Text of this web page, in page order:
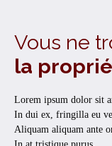
Vous ne
la
Lorem ipsum dolor sit
In dui ex, fringilla eu
Aliquam aliquam ante
In at tristique purus.